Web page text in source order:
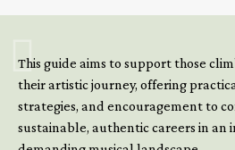
This guide aims to support those
their artistic journey, offering
strategies, and encouragement to
sustainable, authentic careers in an